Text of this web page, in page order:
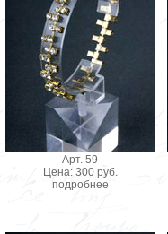
Арт. 59
Цена: 300 руб.
подробнее